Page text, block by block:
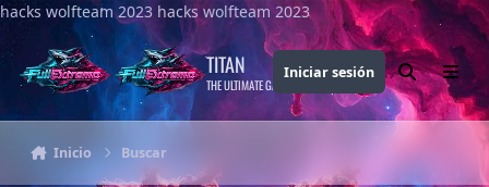
hacks wolfteam 2023 Saltar al contenido
hacks wolfteam 2023
TITAN
THE ULTIMATE GAMING THEME
Iniciar sesión BuscarMenu
Inicio Buscar